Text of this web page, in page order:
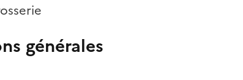
générales